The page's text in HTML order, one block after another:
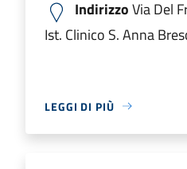
IndirizzoVia Del
Ist. Clinico S. Anna
LEGGI DI PIÙ